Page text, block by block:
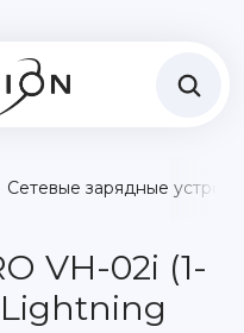
Сетевые зарядные
VH-02i (1-
Lightning